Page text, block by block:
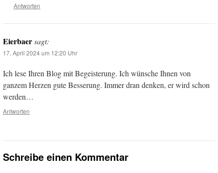
Antworten
Eierbaersagt:
17. April 2024 um 12:20 Uhr
Ich lese Ihren Blog mit Begeisterung. Ich wünsche Ihnen von
ganzem Herzen gute Besserung. Immer dran denken, er wird schon
werden…
Antworten
Schreibe einen Kommentar